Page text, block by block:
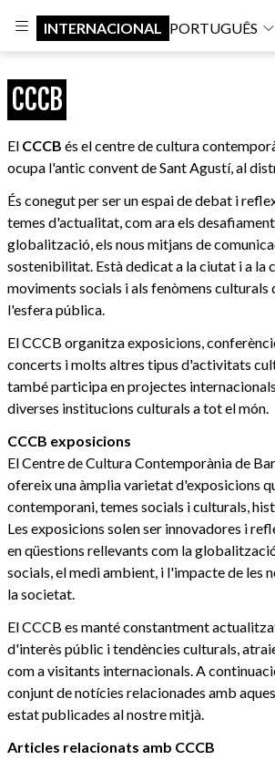
INTERNACIONAL PORTUGUÊS
CCCB
El CCCB és el centre de cultura
ocupa l'antic convent de Sant Agustí, al
És conegut per ser un espai de debat i
temes d'actualitat, com ara els
globalització, els nous mitjans de
sostenibilitat. Està dedicat a la ciutat i a la
moviments socials i als fenòmens culturals
l'esfera pública.
El CCCB organitza exposicions,
concerts i molts altres tipus d'activitats
també participa en projectes
diverses institucions culturals a tot el món.
CCCB exposicions
El Centre de Cultura Contemporània de
ofereix una àmplia varietat d'exposicions
contemporani, temes socials i culturals,
Les exposicions solen ser innovadores i
en qüestions rellevants com la
socials, el medi ambient, i l'impacte de les
la societat.
El CCCB es manté constantment
d'interès públic i tendències culturals,
com a visitants internacionals. A
conjunt de notícies relacionades amb
estat publicades al nostre mitjà.
Articles relacionats amb CCCB